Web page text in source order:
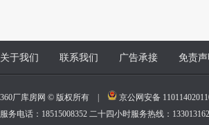
关于我们 联系我们 广告承接 免责声
360厂库房网 © 版权所有 | 京公网安备
服务电话：18515008352 二十四小时服务热线：